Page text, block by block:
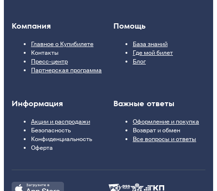
Компания
Главное о Купибилете
Контакты
Пресс-центр
Партнерская программа
Помощь
База знаний
Где мой билет
Блог
Информация
Акции и распродажи
Безопасность
Конфиденциальность
Оферта
Важные ответы
Оформление и покупка
Возврат и обмен
Все вопросы и ответы